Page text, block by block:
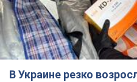
В Украине резко